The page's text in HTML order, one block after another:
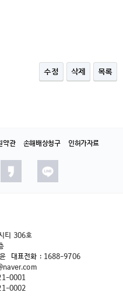
수정 삭제 목록
약관 손해배상청구 인허가자료
티 306호
대표전화 : 1688-9706
0001
0002